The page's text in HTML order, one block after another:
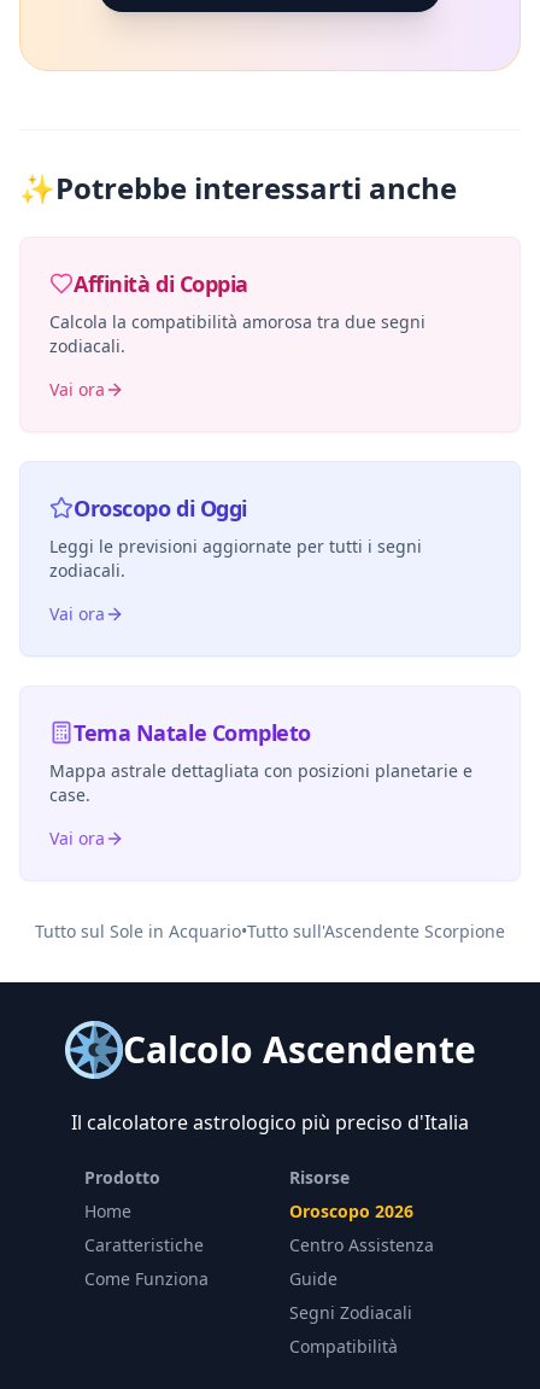
✨Potrebbe interessarti anche
Affinità di Coppia
Calcola la compatibilità amorosa tra due segni
zodiacali.
Vai ora
Oroscopo di Oggi
Leggi le previsioni aggiornate per tutti i segni
zodiacali.
Vai ora
Tema Natale Completo
Mappa astrale dettagliata con posizioni planetarie e
case.
Vai ora
Tutto sul Sole in Acquario•Tutto sull'Ascendente Scorpione
Calcolo Ascendente
Il calcolatore astrologico più preciso d'Italia
Prodotto
Home
Caratteristiche
Come Funziona
Risorse
Oroscopo 2026
Centro Assistenza
Guide
Segni Zodiacali
Compatibilità